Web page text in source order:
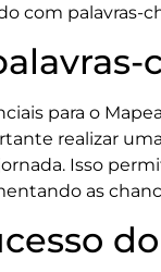
com palavras-
para o
realizar
Isso
as